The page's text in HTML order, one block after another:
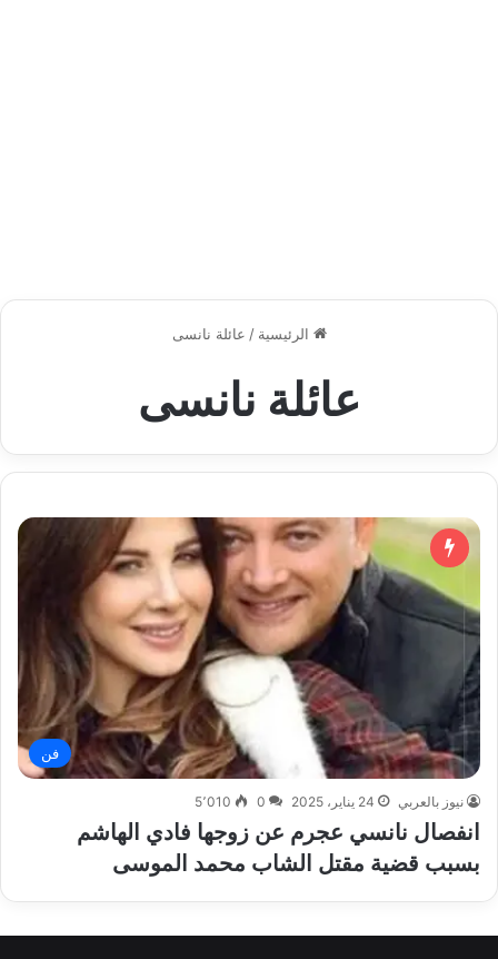
الرئيسية / عائلة نانسى
عائلة نانسى
فن
نيوز بالعربي 24 يناير، 2025 0 5٬010
انفصال نانسي عجرم عن زوجها فادي الهاشم
بسبب قضية مقتل الشاب محمد الموسى